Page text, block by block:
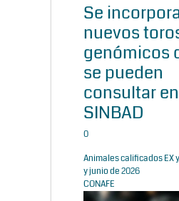
Se
nuevos
genómicos
se pueden
consultar en
SINBAD
0
Animales calificados EX
y junio de 2026
CONAFE